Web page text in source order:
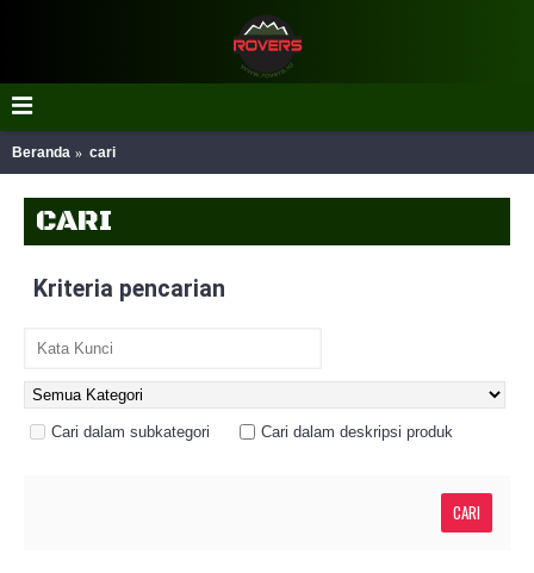
Beranda cari
CARI
Kriteria pencarian
Cari dalam subkategori Cari dalam deskripsi produk